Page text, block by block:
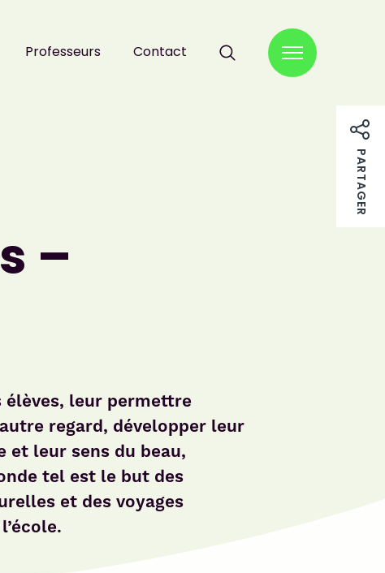
Professeurs Contact
RECHERCHER :
PARTAGER
–
élèves, leur permettre
regard, développer leur
et leur sens du beau,
tel est le but des
et des voyages